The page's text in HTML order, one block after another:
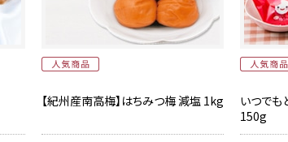
【紀州産南高梅】はちみつ梅 減塩 1kg
いつでも
150g